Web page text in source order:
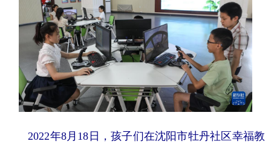
2022年8月18日，孩子们在沈阳市牡丹社区幸福教